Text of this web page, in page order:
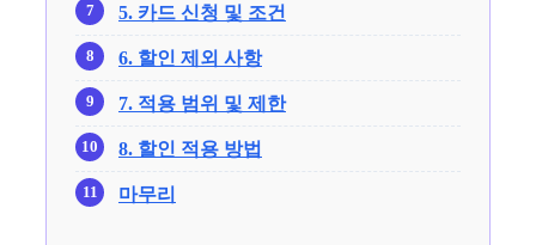
5. 카드 신청 및 조건
6. 할인 제외 사항
7. 적용 범위 및 제한
8. 할인 적용 방법
마무리